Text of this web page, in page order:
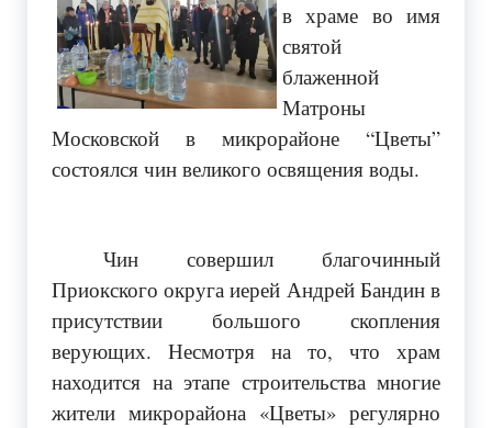
в храме во имя
святой
блаженной
Матроны
Московской в микрорайоне “Цветы”
состоялся чин великого освящения воды.
Чин совершил благочинный
Приокского округа иерей Андрей Бандин в
присутствии большого скопления
верующих. Несмотря на то, что храм
находится на этапе строительства многие
жители микрорайона «Цветы» регулярно